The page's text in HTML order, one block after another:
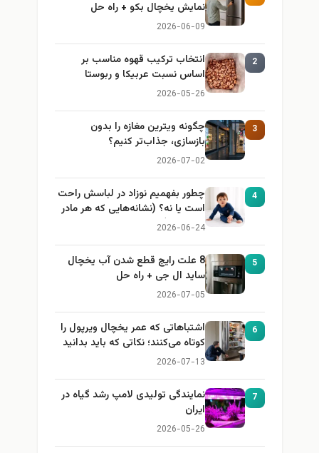
نمایش یخچال بکو + راه حل
2026-06-09
2
انتخاب ترکیب قهوه مناسب بر
اساس نسبت عربیکا و ربوستا
2026-05-26
3
چگونه ویترین مغازه را بدون
بازسازی، جذاب‌تر کنیم؟
2026-07-02
4
چطور بفهمیم نوزاد در لباسش راحت
است یا نه؟ (نشانه‌هایی که هر مادر
باید بداند)
2026-06-24
5
8 علت رایج قطع شدن آب یخچال
ساید ال جی + راه حل
2026-07-05
6
اشتباهاتی که عمر یخچال ویرپول را
کوتاه می‌کنند؛ نکاتی که باید بدانید
2026-07-13
7
نمایندگی تولیدی لامپ رشد گیاه در
ایران
2026-05-26